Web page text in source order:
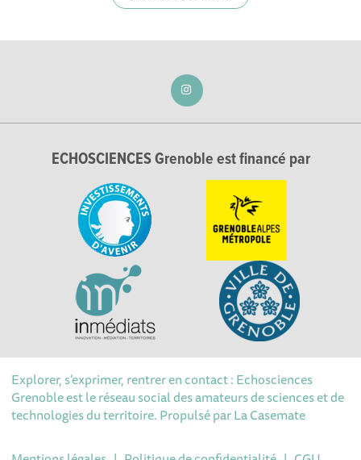
ECHOSCIENCES Grenoble est financé par
Explorer, s’exprimer, rentrer en contact : Echosciences
Grenoble est le réseau social des amateurs de sciences et de
technologies du territoire. Propulsé parLa Casemate